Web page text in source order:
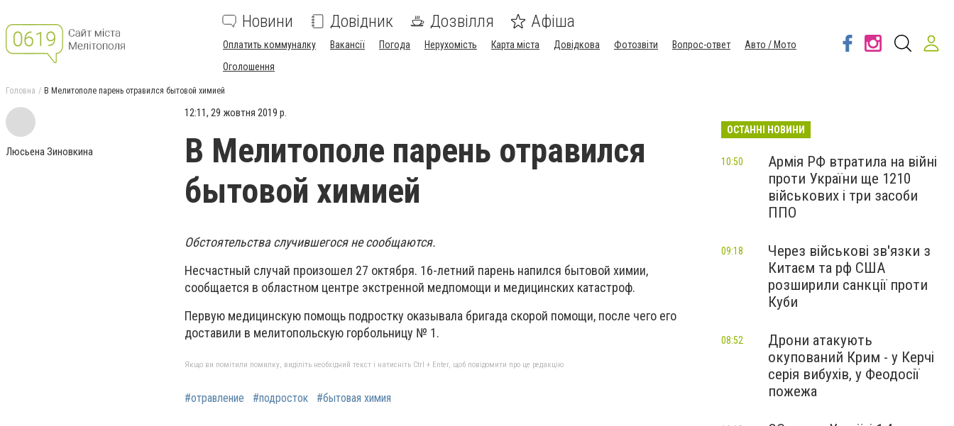
Новини Довідник Дозвілля Афіша
Оплатить коммуналку Вакансії Погода Нерухомість Карта міста Довідкова Фотозвіти Вопрос-ответ
Авто / Мото
Оголошення
Головна В Мелитополе парень отравился бытовой химией
Люсьена Зиновкина
12:11, 29 жовтня 2019 р.
В Мелитополе парень отравился
бытовой химией
Обстоятельства случившегося не сообщаются.
Несчастный случай произошел 27 октября. 16-летний парень напился бытовой химии,
сообщается в областном центре экстренной медпомощи и медицинских катастроф.
Первую медицинскую помощь подростку оказывала бригада скорой помощи, после чего его
доставили в мелитопольскую горбольницу № 1.
Якщо ви помітили помилку, виділіть необхідний текст і натисніть Ctrl + Enter, щоб повідомити про це редакцію
#отравление #подросток #бытовая химия
ОСТАННІ НОВИНИ
Армія РФ втратила на війні
проти України ще 1210
військових і три засоби
ППО
10:50
Через військові зв'язки з
Китаєм та рф США
розширили санкції проти
Куби
09:18
Дрони атакують
окупований Крим - у Керчі
серія вибухів, у Феодосії
пожежа
08:52